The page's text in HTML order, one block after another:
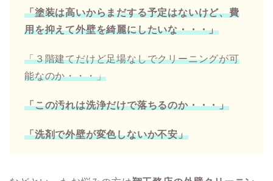
「塗装は高いからまだする予定はないけど、費
用を抑えて外壁を綺麗にしたいな・・・」
「３階建てだけど足場なしでクリーニングが可
能なのか・・・」
「この汚れは洗浄だけで落ちるのか・・・」
「洗剤で外壁が変色しないか不安」